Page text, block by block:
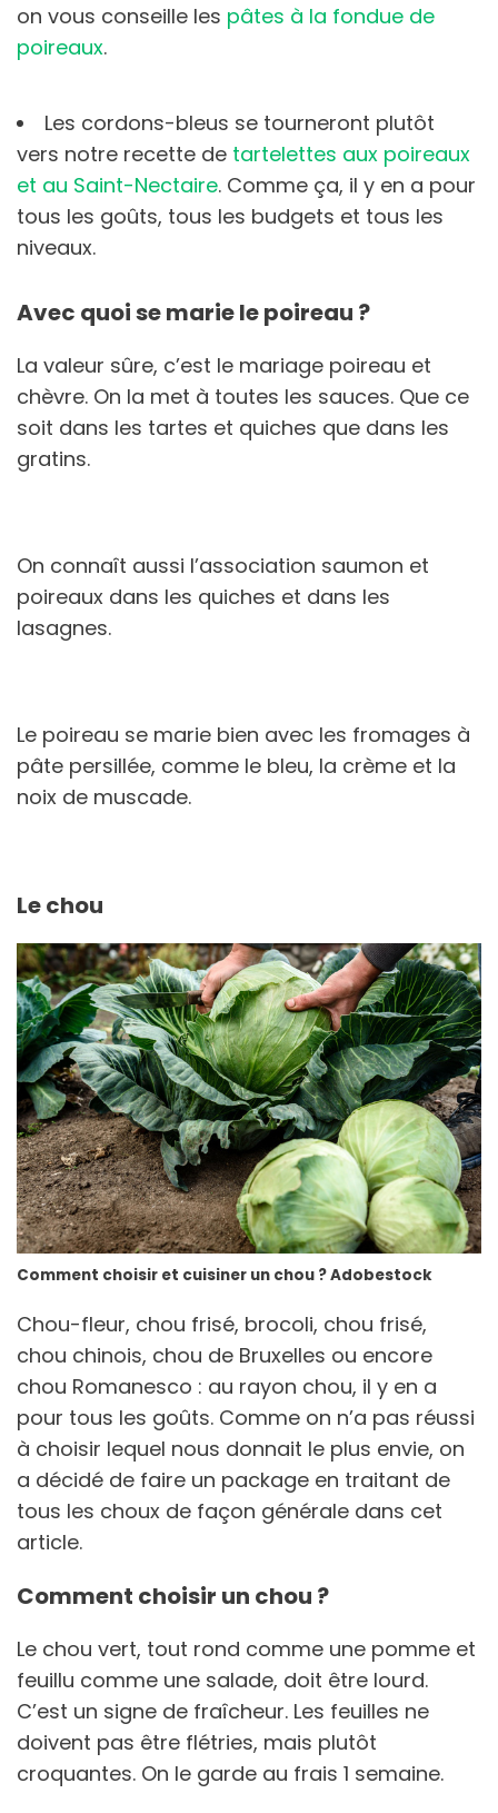
on vous conseille les pâtes à la fondue de
poireaux.
Les cordons-bleus se tourneront plutôt
vers notre recette de tartelettes aux poireaux
et au Saint-Nectaire. Comme ça, il y en a pour
tous les goûts, tous les budgets et tous les
niveaux.
Avec quoi se marie le poireau ?
La valeur sûre, c’est le mariage poireau et
chèvre. On la met à toutes les sauces. Que ce
soit dans les tartes et quiches que dans les
gratins.
On connaît aussi l’association saumon et
poireaux dans les quiches et dans les
lasagnes.
Le poireau se marie bien avec les fromages à
pâte persillée, comme le bleu, la crème et la
noix de muscade.
Le chou
Comment choisir et cuisiner un chou ? Adobestock
Chou-fleur, chou frisé, brocoli, chou frisé,
chou chinois, chou de Bruxelles ou encore
chou Romanesco : au rayon chou, il y en a
pour tous les goûts. Comme on n’a pas réussi
à choisir lequel nous donnait le plus envie, on
a décidé de faire un package en traitant de
tous les choux de façon générale dans cet
article.
Comment choisir un chou ?
Le chou vert, tout rond comme une pomme et
feuillu comme une salade, doit être lourd.
C’est un signe de fraîcheur. Les feuilles ne
doivent pas être flétries, mais plutôt
croquantes. On le garde au frais 1 semaine.